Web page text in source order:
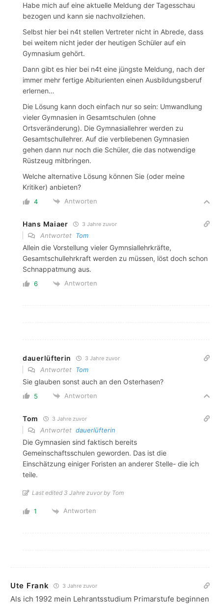
Habe mich auf eine aktuelle Meldung der Tagesschau
bezogen und kann sie nachvollziehen.
Selbst hier bei n4t stellen Vertreter nicht in Abrede, dass
bei weitem nicht jeder der heutigen Schüler auf ein
Gymnasium gehört.
Dann gibt es hier bei n4t eine jüngste Meldung, nach der
immer mehr fertige Abiturienten einen Ausbildungsberuf
erlernen…
Die Lösung kann doch einfach nur so sein: Umwandlung
vieler Gymnasien in Gesamtschulen (ohne
Ortsveränderung). Die Gymnasiallehrer werden zu
Gesamtschullehrer. Auf die verbliebenen Gymnasien
gehen dann nur noch die Schüler, die das notwendige
Rüstzeug mitbringen.
Welche alternative Lösung können Sie (oder meine
Kritiker) anbieten?
4 Antworten
Hans Maiaer 3 Jahre zuvor
Antwortet Tom
Allein die Vorstellung vieler Gymnsiallehrkräfte,
Gesamtschullehrkraft werden zu müssen, löst doch schon
Schnappatmung aus.
6 Antworten
dauerlüfterin 3 Jahre zuvor
Antwortet Tom
Sie glauben sonst auch an den Osterhasen?
5 Antworten
Tom 3 Jahre zuvor
Antwortet dauerlüfterin
Die Gymnasien sind faktisch bereits
Gemeinschaftsschulen geworden. Das ist die
Einschätzung einiger Foristen an anderer Stelle- die ich
teile.
Last edited 3 Jahre zuvor by Tom
1 Antworten
Ute Frank 3 Jahre zuvor
Als ich 1992 mein Lehrantsstudium Primarstufe beginnen